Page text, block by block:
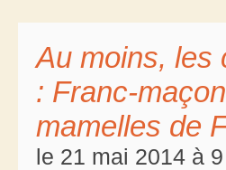
Au moins, les
: Franc-
mamelles de
le 21 mai 2014 à